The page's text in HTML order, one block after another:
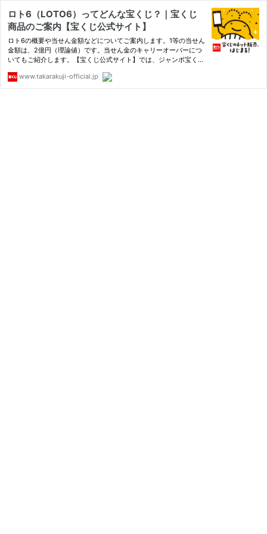
ロト6（LOTO6）ってどんな宝くじ？｜宝くじ
商品のご案内【宝くじ公式サイト】
ロト6の概要や当せん金額などについてご案内します。1等の当せん
金額は、2億円（理論値）です。当せん金のキャリーオーバーにつ
いてもご紹介します。【宝くじ公式サイト】では、ジャンボ宝くじ
ナンバーズ4・ナンバーズ3・着せかえクーちゃん・クイックワン
と…
www.takarakuji-official.jp